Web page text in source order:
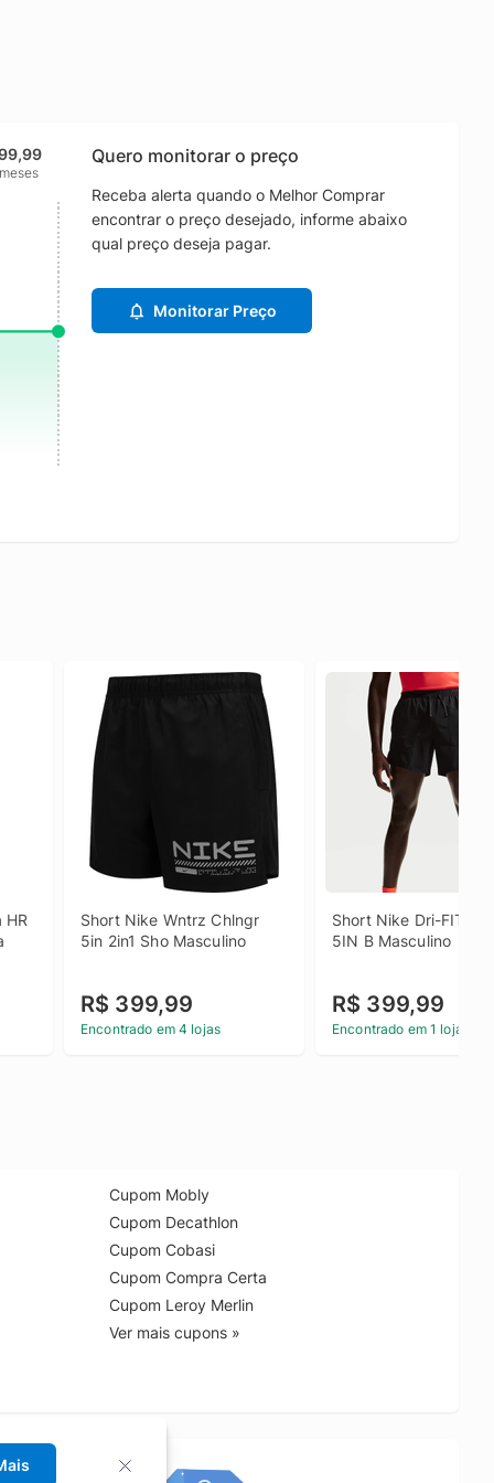
Quero monitorar o preço
Receba alerta quando o Melhor Comprar
encontrar o preço desejado, informe abaixo
qual preço deseja pagar.
Monitorar Preço
HR
Short Nike Wntrz Chlngr
5in 2in1 Sho Masculino
R$ 399,99
Encontrado em 4 lojas
Short Nike Dri-FIT
5IN B Masculino
R$ 399,99
Encontrado em 1 loja
Cupom Mobly
Cupom Decathlon
Cupom Cobasi
Cupom Compra Certa
Cupom Leroy Merlin
Ver mais cupons »